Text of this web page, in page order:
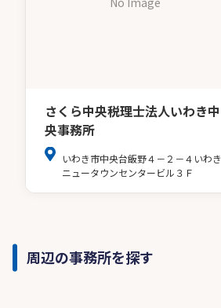
さくら中央税理士法人いわき中
央事務所
いわき市中央台飯野４－２－４いわき
ニュータウンセンタービル３Ｆ
周辺の事務所を探す